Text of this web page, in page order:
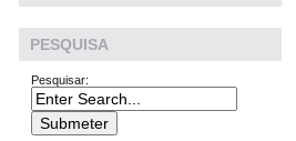
PESQUISA
Pesquisar: